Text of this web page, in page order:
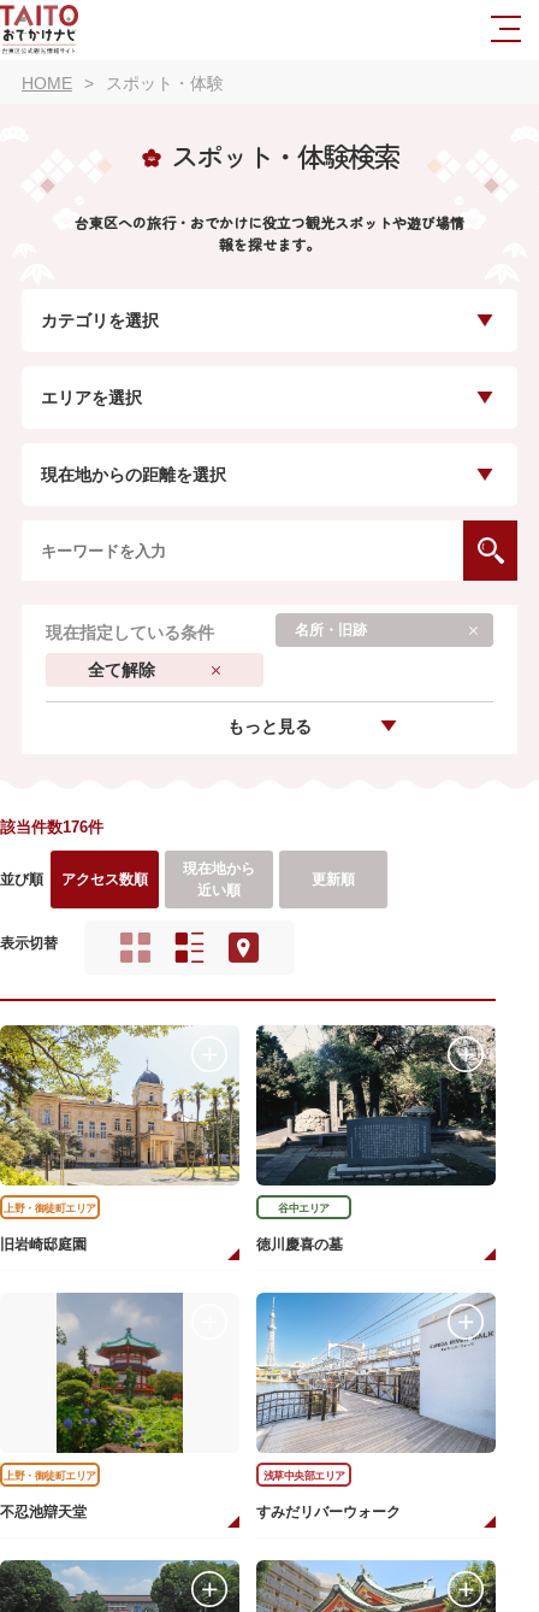
HOME スポット・体験
スポット・体験検索
台東区への旅行・おでかけに役立つ観光スポットや遊び場情
報を探せます。
カテゴリを選択
エリアを選択
現在地からの距離を選択
現在指定している条件 名所・旧跡
全て解除
もっと見る
該当件数176件
並び順 アクセス数順
現在地から
近い順
更新順
表示切替
上野・御徒町エリア
旧岩崎邸庭園
谷中エリア
徳川慶喜の墓
上野・御徒町エリア
不忍池辯天堂
浅草中央部エリア
すみだリバーウォーク